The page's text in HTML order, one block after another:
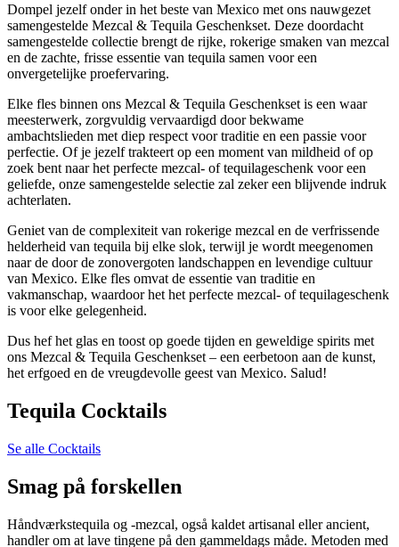
Dompel jezelf onder in het beste van Mexico met ons nauwgezet
samengestelde Mezcal & Tequila Geschenkset. Deze doordacht
samengestelde collectie brengt de rijke, rokerige smaken van mezcal
en de zachte, frisse essentie van tequila samen voor een
onvergetelijke proefervaring.
Elke fles binnen ons Mezcal & Tequila Geschenkset is een waar
meesterwerk, zorgvuldig vervaardigd door bekwame
ambachtslieden met diep respect voor traditie en een passie voor
perfectie. Of je jezelf trakteert op een moment van mildheid of op
zoek bent naar het perfecte mezcal- of tequilageschenk voor een
geliefde, onze samengestelde selectie zal zeker een blijvende indruk
achterlaten.
Geniet van de complexiteit van rokerige mezcal en de verfrissende
helderheid van tequila bij elke slok, terwijl je wordt meegenomen
naar de door de zonovergoten landschappen en levendige cultuur
van Mexico. Elke fles omvat de essentie van traditie en
vakmanschap, waardoor het het perfecte mezcal- of tequilageschenk
is voor elke gelegenheid.
Dus hef het glas en toost op goede tijden en geweldige spirits met
ons Mezcal & Tequila Geschenkset – een eerbetoon aan de kunst,
het erfgoed en de vreugdevolle geest van Mexico. Salud!
Tequila Cocktails
Se alle Cocktails
Smag på forskellen
Håndværkstequila og -mezcal, også kaldet artisanal eller ancient,
handler om at lave tingene på den gammeldags måde. Metoden med